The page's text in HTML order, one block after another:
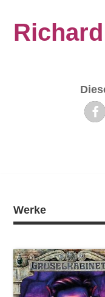
Werke